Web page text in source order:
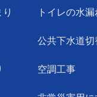
トイレの水
公共下水道切
空調工事